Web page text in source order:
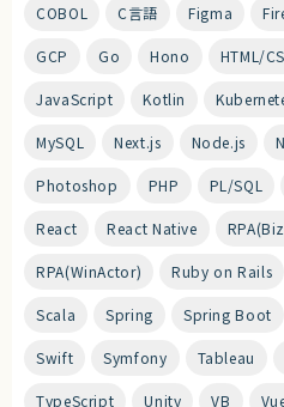
COBOL C言語 Figma
GCP Go Hono HTML/
JavaScript Kotlin
MySQL Next.js Node.js
Photoshop PHP PL/SQL
React React Native
RPA(WinActor) Ruby on Rails
Scala Spring Spring Boot
Swift Symfony Tableau
TypeScript Unity VB